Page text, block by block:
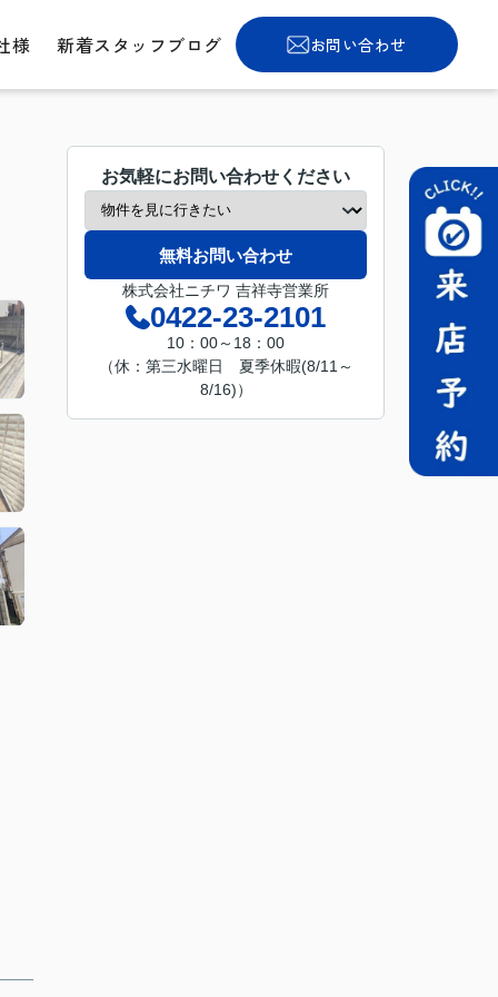
様 新着スタッフブログ お問い合わせ
お気軽にお問い合わせください
無料お問い合わせ
株式会社ニチワ 吉祥寺営業所
0422-23-2101
10：00～18：00
（休：第三水曜日 夏季休暇(8/11～
8/16)）